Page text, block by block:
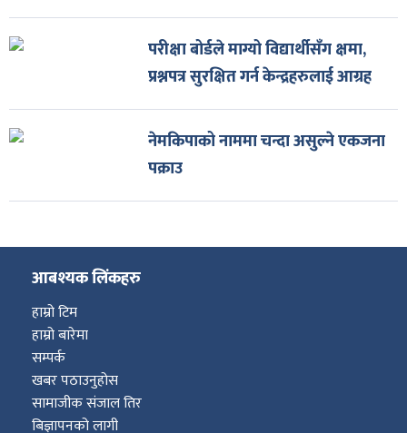
परीक्षा बोर्डले माग्यो विद्यार्थीसँग क्षमा,
प्रश्नपत्र सुरक्षित गर्न केन्द्रहरुलाई आग्रह
नेमकिपाको नाममा चन्दा असुल्ने एकजना
पक्राउ
आबश्यक लिंकहरु
हाम्रो टिम
हाम्रो बारेमा
सम्पर्क
खबर पठाउनुहोस
सामाजीक संजाल तिर
बिज्ञापनको लागी